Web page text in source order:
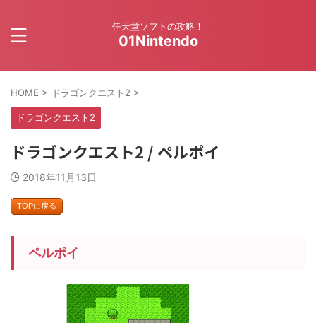
任天堂ソフトの攻略！
01Nintendo
HOME > ドラゴンクエスト2 >
ドラゴンクエスト2
ドラゴンクエスト2 / ペルポイ
2018年11月13日
TOPに戻る
ペルポイ